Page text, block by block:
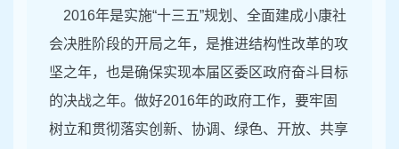
2016年是实施“十三五”规划、全面建成小康社
会决胜阶段的开局之年，是推进结构性改革的攻
坚之年，也是确保实现本届区委区政府奋斗目标
的决战之年。做好2016年的政府工作，要牢固
树立和贯彻落实创新、协调、绿色、开放、共享